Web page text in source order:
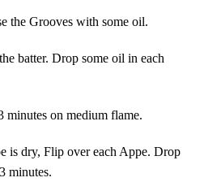
the Grooves with some oil.
batter. Drop some oil in each
minutes on medium flame.
is dry, Flip over each Appe. Drop
minutes.